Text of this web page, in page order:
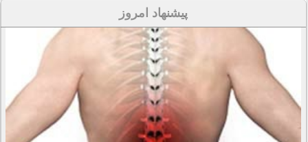
پیشنهاد امروز